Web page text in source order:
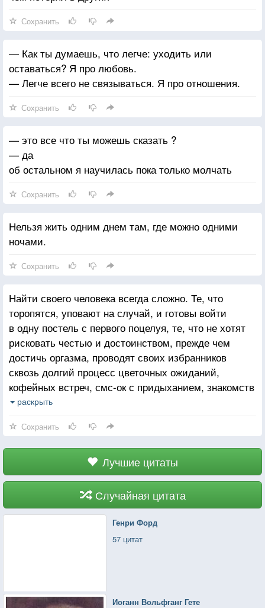
Сохранить
— Как ты думаешь, что легче: уходить или
оставаться? Я про любовь.
— Легче всего не связываться. Я про отношения.
Сохранить
— это все что ты можешь сказать ?
— да
об остальном я научилась пока только молчать
Сохранить
Нельзя жить одним днем там, где можно одними
ночами.
Сохранить
Найти своего человека всегда сложно. Те, что
торопятся, уповают на случай, и готовы войти
в одну постель с первого поцелуя, те, что не хотят
рисковать честью и достоинством, прежде чем
достичь оргазма, проводят своих избранников
сквозь долгий процесс цветочных ожиданий,
кофейных встреч, смс-ок с придыханием, знакомств
со своими близкими и друзьями, которые должны
Существуют и третьи, те, что находят удовольствия
в виртуальных отношениях, их, пожалуй, больше
всего, они легко заводят новые романы, постоянно
изменяют и запросто расстаются, рассуждая
о прошлом и о будущем, так и не найдя своего
в настоящем.
раскрыть
Сохранить
Лучшие цитаты
Случайная цитата
Генри Форд
57 цитат
Иоганн Вольфганг Гете